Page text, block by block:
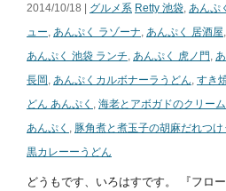
2014/10/18 | グルメ系 Retty 池袋, あんぷ
ュー, あんぷく ラゾーナ, あんぷく 居酒屋,
あんぷく 池袋 ランチ, あんぷく 虎ノ門,
長岡, あんぷくカルボナーラうどん, すき
どん あんぷく , 海老とアボガドのクリー
あんぷく , 豚角煮と煮玉子の胡麻だれつけ
黒カレーーうどん
どうもです、いろはすです。 『フロ